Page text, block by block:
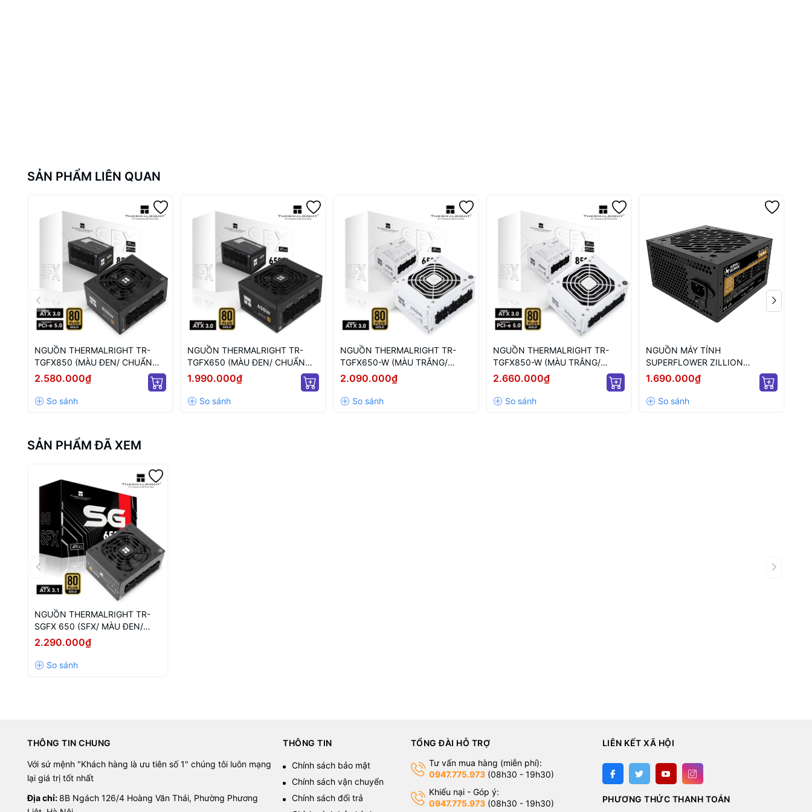
SẢN PHẨM LIÊN QUAN
NGUỒN THERMALRIGHT TR-
TGFX850 (MÀU ĐEN/ CHUẨN
SFX/ FULL MODULAR/ 850W)
2.580.000₫
NGUỒN THERMALRIGHT TR-
TGFX650 (MÀU ĐEN/ CHUẨN
SFX/ FULL MODULAR/ 650W)
1.990.000₫
NGUỒN THERMALRIGHT TR-
TGFX650-W (MÀU TRẮNG/
CHUẨN SFX/ FULL MODULAR/
2.090.000₫
NGUỒN THERMALRIGHT TR-
TGFX850-W (MÀU TRẮNG/
CHUẨN SFX/ FULL MODULAR/
2.660.000₫
NGUỒN MÁY TÍNH
SUPERFLOWER ZILLION
80PLUS BRONZE 750W ATX 3.1
(SF-750Z12DB(DA)
1.690.000₫
SẢN PHẨM ĐÃ XEM
NGUỒN THERMALRIGHT TR-
SGFX 650 (SFX/ MÀU ĐEN/
FULL MODULAR/ 650W)
2.290.000₫
THÔNG TIN CHUNG
Với sứ mệnh "Khách hàng là ưu tiên số 1" chúng tôi luôn mạng
lại giá trị tốt nhất
Địa chỉ: 8B Ngách 126/4 Hoàng Văn Thái, Phường Phương
THÔNG TIN
Chính sách bảo mật
Chính sách vận chuyển
Chính sách đổi trả
TỔNG ĐÀI HỖ TRỢ
Tư vấn mua hàng (miễn phí):
0947.775.973(08h30 - 19h30)
Khiếu nại - Góp ý:
0947.775.973(08h30 - 19h30)
LIÊN KẾT XÃ HỘI
PHƯƠNG THỨC THANH TOÁN